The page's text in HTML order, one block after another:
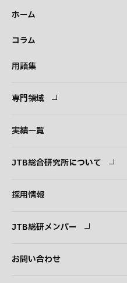
ホーム
コラム
用語集
専門領域
実績一覧
JTB総合研究所について
採用情報
JTB総研メンバー
お問い合わせ